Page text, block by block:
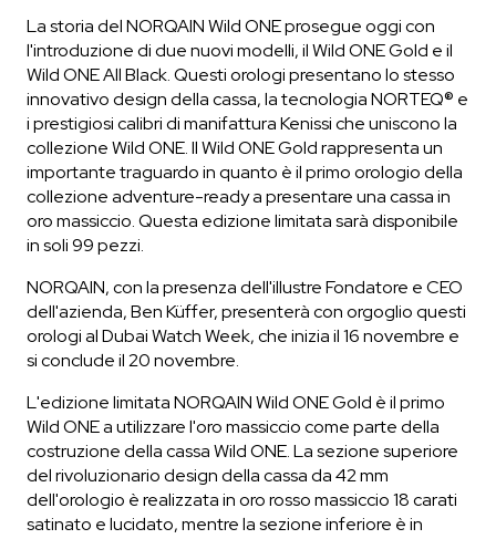
ESAURITO
CHF 5,250
WILD ONE SKELETON
GREY
42mm
La storia del NORQAIN Wild ONE prosegue oggi con
l'introduzione di due nuovi modelli, il Wild ONE Gold e il
Wild ONE All Black. Questi orologi presentano lo stesso
innovativo design della cassa, la tecnologia NORTEQ® e
i prestigiosi calibri di manifattura Kenissi che uniscono la
collezione Wild ONE. Il Wild ONE Gold rappresenta un
importante traguardo in quanto è il primo orologio della
collezione adventure-ready a presentare una cassa in
oro massiccio. Questa edizione limitata sarà disponibile
in soli 99 pezzi.
NORQAIN, con la presenza dell'illustre Fondatore e CEO
dell'azienda, Ben Küffer, presenterà con orgoglio questi
orologi al Dubai Watch Week, che inizia il 16 novembre e
si conclude il 20 novembre.
L'edizione limitata NORQAIN Wild ONE Gold è il primo
Wild ONE a utilizzare l'oro massiccio come parte della
costruzione della cassa Wild ONE. La sezione superiore
del rivoluzionario design della cassa da 42 mm
dell'orologio è realizzata in oro rosso massiccio 18 carati
satinato e lucidato, mentre la sezione inferiore è in